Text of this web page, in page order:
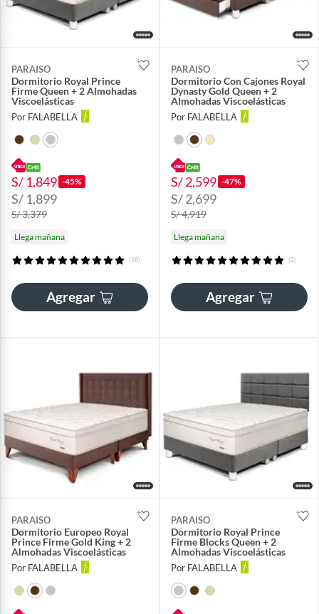
PARAISO
Dormitorio Royal Prince
Firme Queen + 2 Almohadas
Viscoelásticas
Por FALABELLA
S/ 1,849 -45%
S/ 1,899
S/ 3,379
Llega mañana
(18)
Agregar
PARAISO
Dormitorio Con Cajones Royal
Dynasty Gold Queen + 2
Almohadas Viscoelásticas
Por FALABELLA
S/ 2,599 -47%
S/ 2,699
S/ 4,919
Llega mañana
(2)
Agregar
PARAISO
Dormitorio Europeo Royal
Prince Firme Gold King + 2
Almohadas Viscoelásticas
Por FALABELLA
PARAISO
Dormitorio Royal Prince
Firme Blocks Queen + 2
Almohadas Viscoelásticas
Por FALABELLA